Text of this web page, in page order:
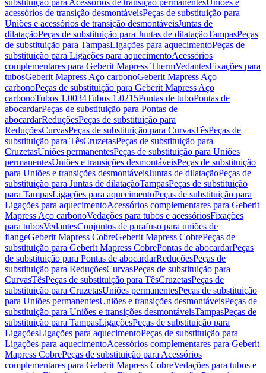
substituição para Acessórios de transição permanentesUniões e
acessórios de transição desmontáveisPeças de substituição para
Uniões e acessórios de transição desmontáveisJuntas de
dilataçãoPeças de substituição para Juntas de dilataçãoTampasPeças
de substituição para TampasLigações para aquecimentoPeças de
substituição para Ligações para aquecimentoAcessórios
complementares para Geberit Mapress ThermVedantesFixações para
tubosGeberit Mapress Aço carbonoGeberit Mapress Aço
carbonoPeças de substituição para Geberit Mapress Aço
carbonoTubos 1.0034Tubos 1.0215Pontas de tuboPontas de
abocardarPeças de substituição para Pontas de
abocardarReduçõesPeças de substituição para
ReduçõesCurvasPeças de substituição para CurvasTêsPeças de
substituição para TêsCruzetasPeças de substituição para
CruzetasUniões permanentesPeças de substituição para Uniões
permanentesUniões e transições desmontáveisPeças de substituição
para Uniões e transições desmontáveisJuntas de dilataçãoPeças de
substituição para Juntas de dilataçãoTampasPeças de substituição
para TampasLigações para aquecimentoPeças de substituição para
Ligações para aquecimentoAcessórios complementares para Geberit
Mapress Aço carbonoVedações para tubos e acessóriosFixações
para tubosVedantesConjuntos de parafuso para uniões de
flangeGeberit Mapress CobreGeberit Mapress CobrePeças de
substituição para Geberit Mapress CobrePontas de abocardarPeças
de substituição para Pontas de abocardarReduçõesPeças de
substituição para ReduçõesCurvasPeças de substituição para
CurvasTêsPeças de substituição para TêsCruzetasPeças de
substituição para CruzetasUniões permanentesPeças de substituição
para Uniões permanentesUniões e transições desmontáveisPeças de
substituição para Uniões e transições desmontáveisTampasPeças de
substituição para TampasLigaçõesPeças de substituição para
LigaçõesLigações para aquecimentoPeças de substituição para
Ligações para aquecimentoAcessórios complementares para Geberit
Mapress CobrePeças de substituição para Acessórios
complementares para Geberit Mapress CobreVedações para tubos e